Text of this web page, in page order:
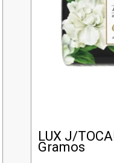
LUX J/
Gramos